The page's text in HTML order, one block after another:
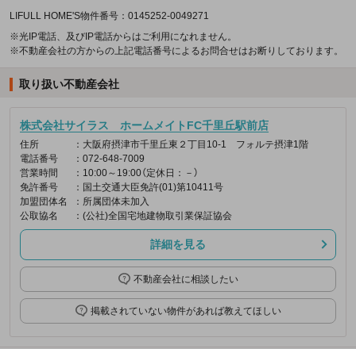
LIFULL HOME'S物件番号：0145252-0049271
※光IP電話、及びIP電話からはご利用になれません。
※不動産会社の方からの上記電話番号によるお問合せはお断りしております。
取り扱い不動産会社
株式会社サイラス ホームメイトFC千里丘駅前店
住所
：大阪府摂津市千里丘東２丁目10-1 フォルテ摂津1階
電話番号
：072-648-7009
営業時間
：10:00～19:00（定休日：－）
免許番号
：国土交通大臣免許(01)第10411号
加盟団体名
：所属団体未加入
公取協名
：(公社)全国宅地建物取引業保証協会
詳細を見る
不動産会社に相談したい
掲載されていない物件があれば教えてほしい